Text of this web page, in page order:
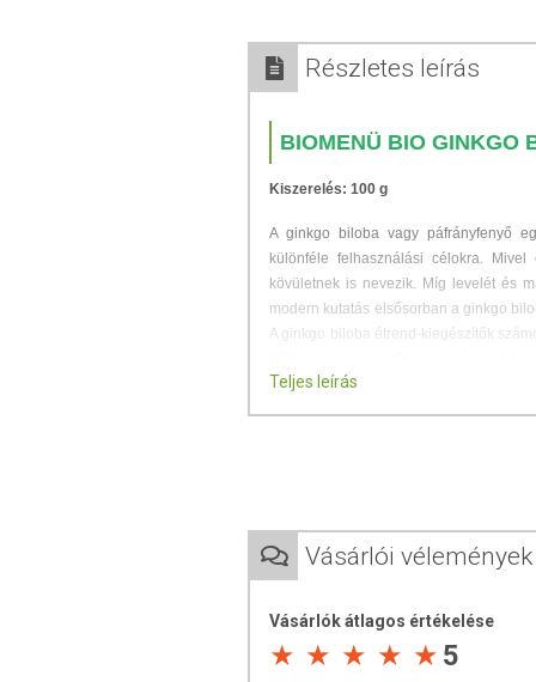
Részletes leírás
BIOMENÜ BIO GINKGO
Kiszerelés: 100 g
A ginkgo biloba vagy páfrányfenyő
különféle felhasználási célokra.
kövületnek is nevezik. Míg levelét és
modern kutatás elsősorban a ginkgo
A ginkgo biloba étrend-kiegészítők
A termék használata ellenjavallt
Természetes termék lévén, a
függően, illetve az idő múlásával.
darálva újra por állagúvá válik.
Teljes leírás
Vásárlói vélemények
Vásárlók átlagos értékelése
5